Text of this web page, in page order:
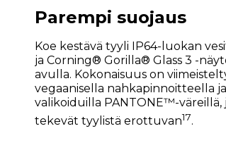
Parempi suojaus
Koe kestävä tyyli IP64-luokan
ja Corning® Gorilla® Glass 3 -
avulla. Kokonaisuus on
vegaanisella nahkapinnoitteella ja
valikoiduilla PANTONE™-väreillä,
tekevät tyylistä erottuvan17.